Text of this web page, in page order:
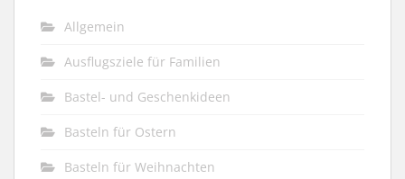
Allgemein
Ausflugsziele für Familien
Bastel- und Geschenkideen
Basteln für Ostern
Basteln für Weihnachten